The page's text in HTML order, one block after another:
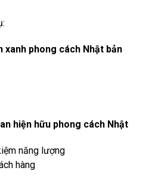
phong cách Nhật bản
hiện hữu phong cách Nhật
năng lượng
hàng